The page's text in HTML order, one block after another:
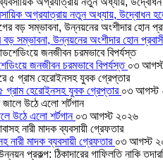
অগ্রযাত্রায় নতুন অধ্যায়, উদ্বোধন হলো
বড় সম্ভাবনা, উন্নয়নের অংশীদার হোন
জনজীবন চরমভাবে বিপর্যস্ত ০৩
৫ গ্রাম হেরোইনসহ যুবক গ্রেপ্তার ০৩ আগস্ট
উঠে এলো শর্টগান ০৩ আগস্ট ২০২৬
নারী মাদক ব্যবসায়ী গ্রেফতার ০৩ আগস্ট